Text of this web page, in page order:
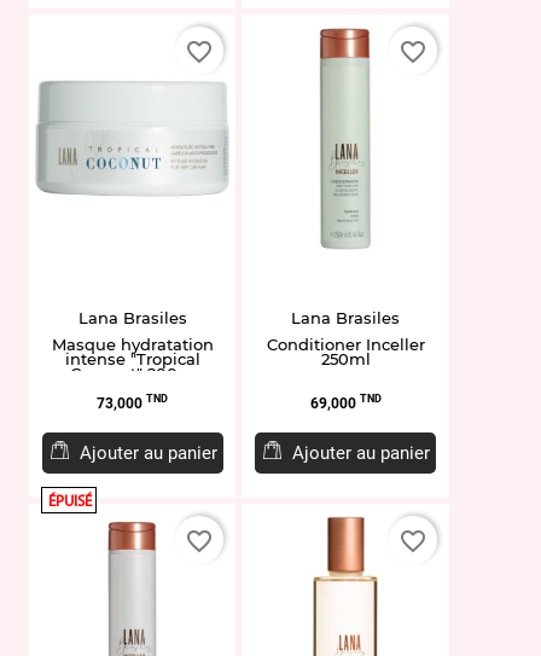
Lana Brasiles
Masque hydratation
intense "Tropical
Coconut" 200gr
Prix
73,000 TND
Ajouter au panier
favorite_border
Lana Brasiles
Conditioner Inceller
250ml
Prix
69,000 TND
Ajouter au panier
favorite_border
ÉPUISÉ
favorite_border favorite_border